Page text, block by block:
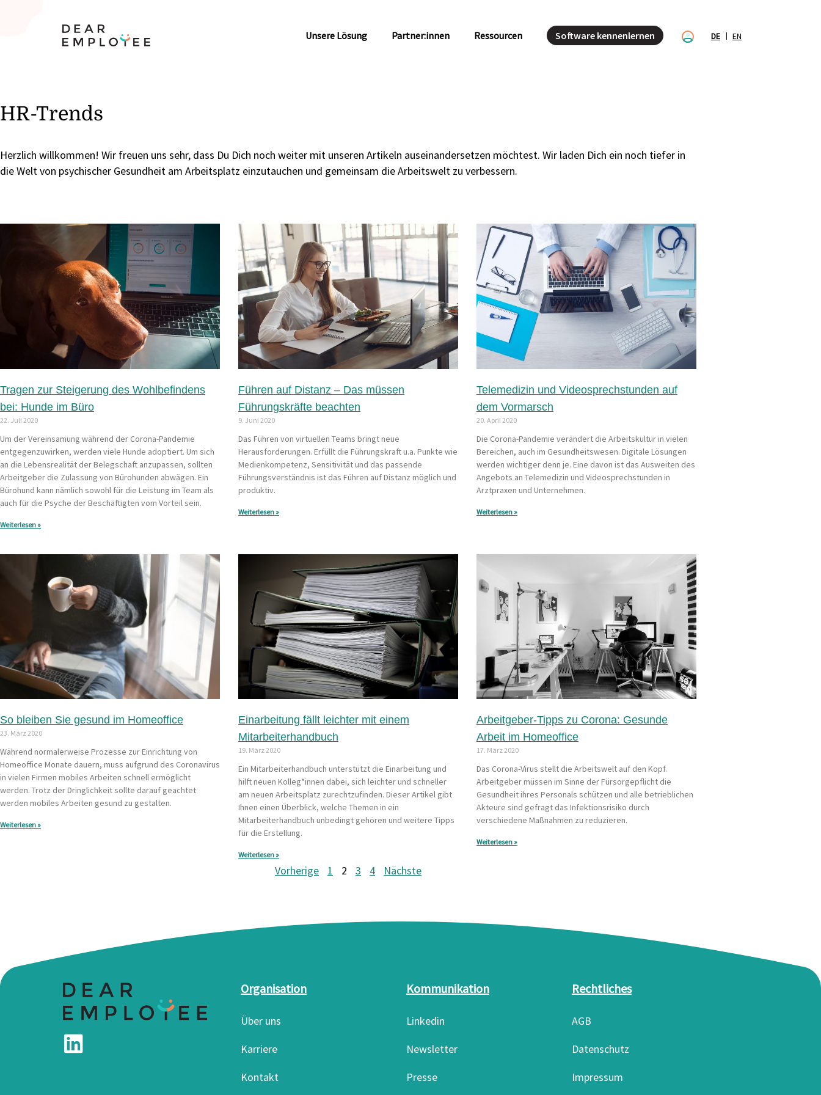
Unsere Lösung Partner:innen Ressourcen Software kennenlernen DE EN
HR-Trends
Herzlich willkommen! Wir freuen uns sehr, dass Du Dich noch weiter mit unseren Artikeln auseinandersetzen möchtest. Wir laden Dich ein noch tiefer in
die Welt von psychischer Gesundheit am Arbeitsplatz einzutauchen und gemeinsam die Arbeitswelt zu verbessern.
Tragen zur Steigerung des Wohlbefindens
bei: Hunde im Büro
22. Juli 2020
Um der Vereinsamung während der Corona-Pandemie
entgegenzuwirken, werden viele Hunde adoptiert. Um sich
an die Lebensrealität der Belegschaft anzupassen, sollten
Arbeitgeber die Zulassung von Bürohunden abwägen. Ein
Bürohund kann nämlich sowohl für die Leistung im Team als
auch für die Psyche der Beschäftigten vom Vorteil sein.
Weiterlesen »
Führen auf Distanz – Das müssen
Führungskräfte beachten
9. Juni 2020
Das Führen von virtuellen Teams bringt neue
Herausforderungen. Erfüllt die Führungskraft u.a. Punkte wie
Medienkompetenz, Sensitivität und das passende
Führungsverständnis ist das Führen auf Distanz möglich und
produktiv.
Weiterlesen »
Telemedizin und Videosprechstunden auf
dem Vormarsch
20. April 2020
Die Corona-Pandemie verändert die Arbeitskultur in vielen
Bereichen, auch im Gesundheitswesen. Digitale Lösungen
werden wichtiger denn je. Eine davon ist das Ausweiten des
Angebots an Telemedizin und Videosprechstunden in
Arztpraxen und Unternehmen.
Weiterlesen »
So bleiben Sie gesund im Homeoffice
23. März 2020
Während normalerweise Prozesse zur Einrichtung von
Homeoffice Monate dauern, muss aufgrund des Coronavirus
in vielen Firmen mobiles Arbeiten schnell ermöglicht
werden. Trotz der Dringlichkeit sollte darauf geachtet
werden mobiles Arbeiten gesund zu gestalten.
Weiterlesen »
Einarbeitung fällt leichter mit einem
Mitarbeiterhandbuch
19. März 2020
Ein Mitarbeiterhandbuch unterstützt die Einarbeitung und
hilft neuen Kolleg*innen dabei, sich leichter und schneller
am neuen Arbeitsplatz zurechtzufinden. Dieser Artikel gibt
Ihnen einen Überblick, welche Themen in ein
Mitarbeiterhandbuch unbedingt gehören und weitere Tipps
für die Erstellung.
Weiterlesen »
Arbeitgeber-Tipps zu Corona: Gesunde
Arbeit im Homeoffice
17. März 2020
Das Corona-Virus stellt die Arbeitswelt auf den Kopf.
Arbeitgeber müssen im Sinne der Fürsorgepflicht die
Gesundheit ihres Personals schützen und alle betrieblichen
Akteure sind gefragt das Infektionsrisiko durch
verschiedene Maßnahmen zu reduzieren.
Weiterlesen »
Vorherige 1 2 3 4 Nächste
Organisation
Über uns
Karriere
Kontakt
Kommunikation
Linkedin
Newsletter
Presse
Rechtliches
AGB
Datenschutz
Impressum